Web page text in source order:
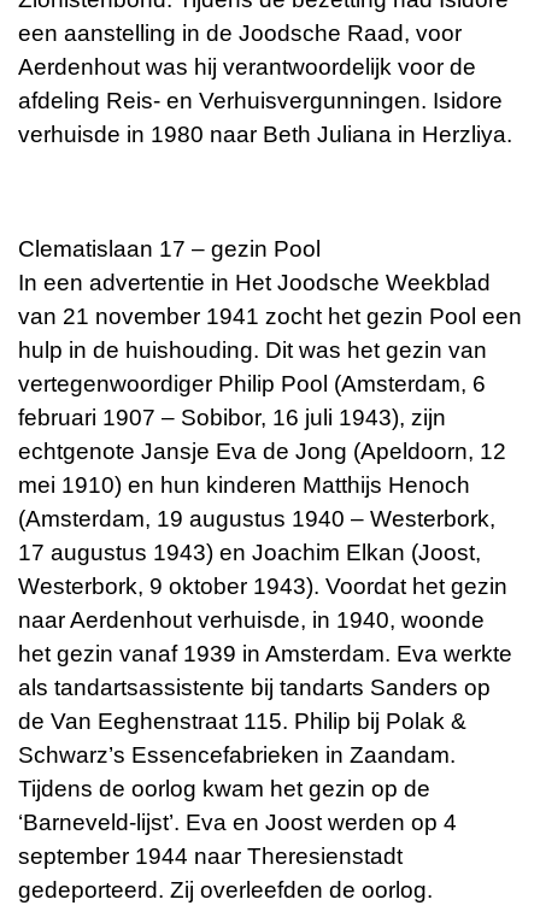
een aanstelling in de Joodsche Raad, voor
Aerdenhout was hij verantwoordelijk voor de
afdeling Reis- en Verhuisvergunningen. Isidore
verhuisde in 1980 naar Beth Juliana in Herzliya.
Clematislaan 17 – gezin Pool
In een advertentie in Het Joodsche Weekblad
van 21 november 1941 zocht het gezin Pool een
hulp in de huishouding. Dit was het gezin van
vertegenwoordiger Philip Pool (Amsterdam, 6
februari 1907 – Sobibor, 16 juli 1943), zijn
echtgenote Jansje Eva de Jong (Apeldoorn, 12
mei 1910) en hun kinderen Matthijs Henoch
(Amsterdam, 19 augustus 1940 – Westerbork,
17 augustus 1943) en Joachim Elkan (Joost,
Westerbork, 9 oktober 1943). Voordat het gezin
naar Aerdenhout verhuisde, in 1940, woonde
het gezin vanaf 1939 in Amsterdam. Eva werkte
als tandartsassistente bij tandarts Sanders op
de Van Eeghenstraat 115. Philip bij Polak &
Schwarz’s Essencefabrieken in Zaandam.
Tijdens de oorlog kwam het gezin op de
‘Barneveld-lijst’. Eva en Joost werden op 4
september 1944 naar Theresienstadt
gedeporteerd. Zij overleefden de oorlog.